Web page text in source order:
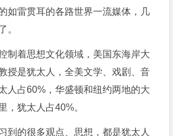
如雷贯耳的各路世界一流媒体，几
。
制着思想文化领域，美国东海岸大
授是犹太人，全美文学、戏剧、音
人占60%，华盛顿和纽约两地的大
，犹太人占40%。
到的很多观点、思想，都是犹太人